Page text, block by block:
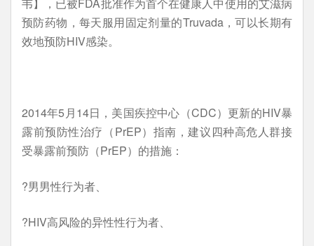
预防药物，每天服用固定剂量的Truvada，可以长期有
效地预防HIV感染。
2014年5月14日，美国疾控中心（CDC）更新的HIV暴
露前预防性治疗（PrEP）指南，建议四种高危人群接
受暴露前预防（PrEP）的措施：
?男男性行为者、
?HIV高风险的异性性行为者、